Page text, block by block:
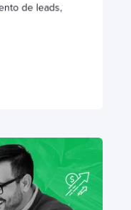
de leads,